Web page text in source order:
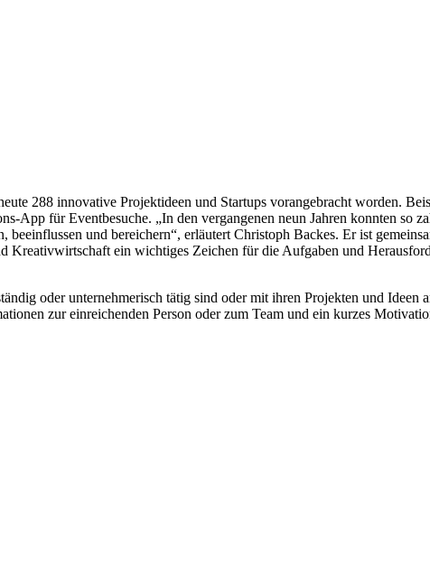
288 innovative Projektideen und Startups vorangebracht worden.
App für Eventbesuche. „In den vergangenen neun Jahren konnten so
und bereichern“, erläutert Christoph Backes. Er ist
Kreativwirtschaft ein wichtiges Zeichen für die Aufgaben und
oder unternehmerisch tätig sind oder mit ihren Projekten und
zur einreichenden Person oder zum Team und ein kurzes